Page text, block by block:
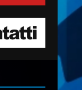
per la